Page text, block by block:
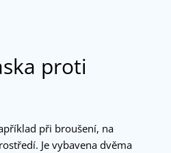
proti
při broušení, na
Je vybavena dvěma